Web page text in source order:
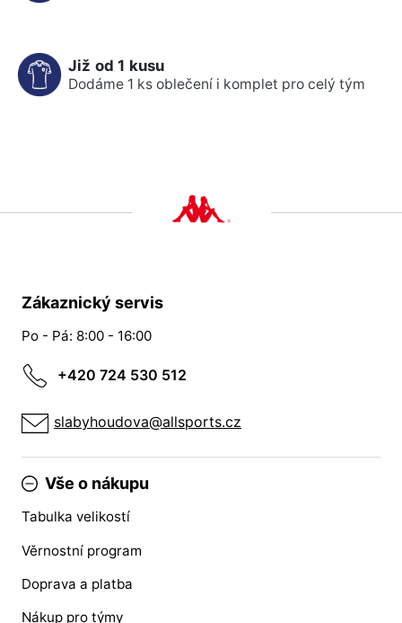
Již od 1 kusu
Dodáme 1 ks oblečení i komplet pro celý tým
Zákaznický servis
Po - Pá: 8:00 - 16:00
+420 724 530 512
slabyhoudova@allsports.cz
Vše o nákupu
Tabulka velikostí
Věrnostní program
Doprava a platba
Nákup pro týmy